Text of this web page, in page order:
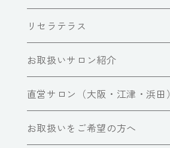
リセラテラス
お取扱いサロン紹介
直営サロン（大阪・江津・浜田）
お取扱いをご希望の方へ